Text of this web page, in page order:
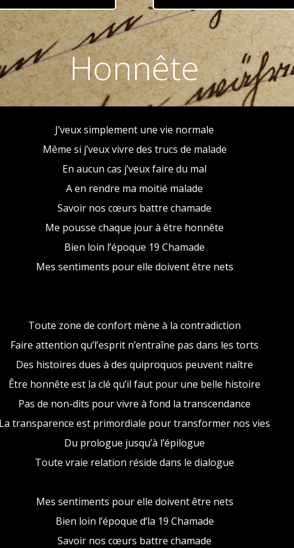
Honnête
J’veux simplement une vie normale
Même si j’veux vivre des trucs de malade
En aucun cas j’veux faire du mal
A en rendre ma moitié malade
Savoir nos cœurs battre chamade
Me pousse chaque jour à être honnête
Bien loin l’époque 19 Chamade
Mes sentiments pour elle doivent être nets
Toute zone de confort mène à la contradiction
Faire attention qu’l’esprit n’entraîne pas dans les torts
Des histoires dues à des quiproquos peuvent naître
Être honnête est la clé qu’il faut pour une belle histoire
Pas de non-dits pour vivre à fond la transcendance
La transparence est primordiale pour transformer nos vies
Du prologue jusqu’à l’épilogue
Toute vraie relation réside dans le dialogue
Mes sentiments pour elle doivent être nets
Bien loin l’époque d’la 19 Chamade
Savoir nos cœurs battre chamade